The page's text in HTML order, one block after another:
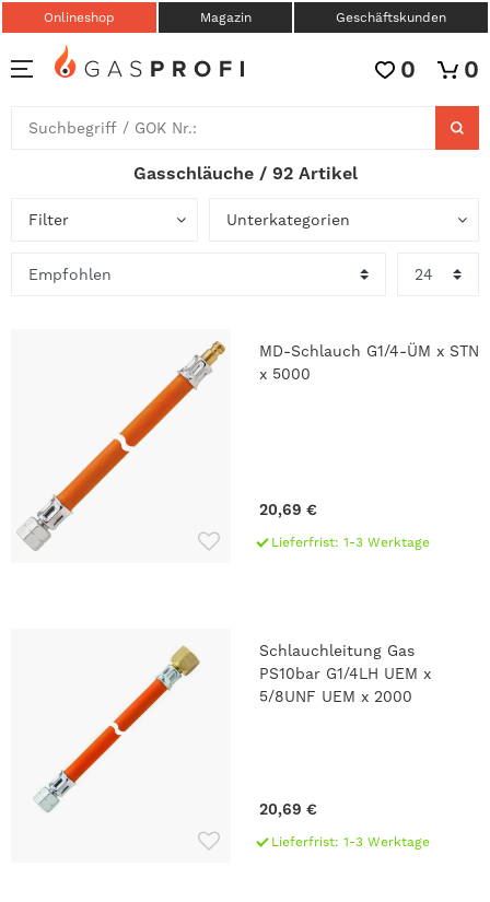
Onlineshop Magazin Geschäftskunden
0 0
Gasschläuche / 92 Artikel
Filter Unterkategorien
MD-Schlauch G1/4-ÜM x STN
x 5000
20,69 €
Lieferfrist: 1-3 Werktage
Schlauchleitung Gas
PS10bar G1/4LH UEM x
5/8UNF UEM x 2000
20,69 €
Lieferfrist: 1-3 Werktage